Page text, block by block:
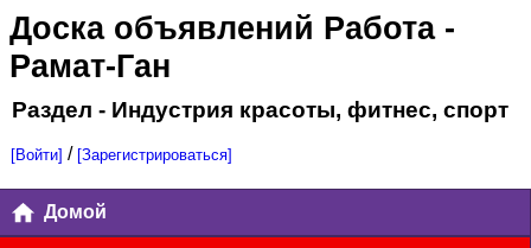
Доска объявлений Работа-
Рамат-Ган
Раздел - Индустрия красоты, фитнес, спорт
[Войти] / [Зарегистрироваться]
Домой